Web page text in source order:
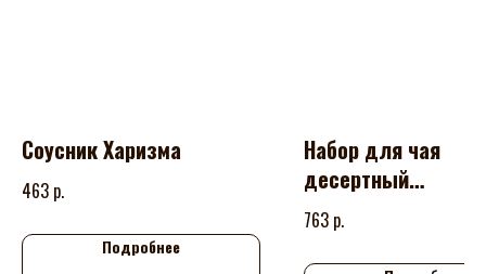
Соусник Харизма
463 р.
Подробнее
Набор для чая
десертный
Праздничный
763 р.